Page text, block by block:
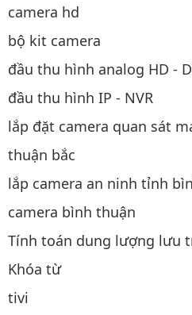
camera hd
bộ kit camera
đầu thu hình analog HD -
đầu thu hình IP - NVR
lắp đặt camera quan sát
thuận bắc
lắp camera an ninh tỉnh
camera bình thuận
Tính toán dung lượng lưu
Khóa từ
tivi